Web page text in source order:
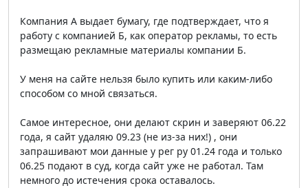
Компания А выдает бумагу, где подтверждает, что я
работу с компанией Б, как оператор рекламы, то есть
размещаю рекламные материалы компании Б.
У меня на сайте нельзя было купить или каким-либо
способом со мной связаться.
Самое интересное, они делают скрин и заверяют 06.22
года, я сайт удаляю 09.23 (не из-за них!) , они
запрашивают мои данные у рег ру 01.24 года и только
06.25 подают в суд, когда сайт уже не работал. Там
немного до истечения срока оставалось.